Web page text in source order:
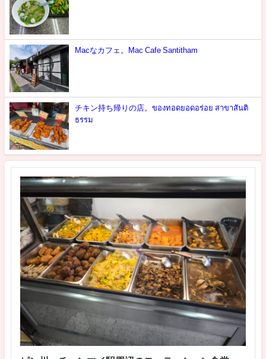
Macなカフェ。Mac Cafe Santitham
チキン持ち帰りの店。ของทอดยอดอร่อย สาขาสันติ
ธรรม